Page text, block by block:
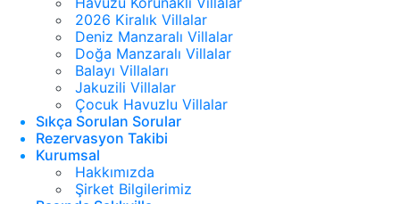
2026 Kiralık Villalar
Deniz Manzaralı Villalar
Doğa Manzaralı Villalar
Balayı Villaları
Jakuzili Villalar
Çocuk Havuzlu Villalar
Sıkça Sorulan Sorular
Rezervasyon Takibi
Kurumsal
Hakkımızda
Şirket Bilgilerimiz